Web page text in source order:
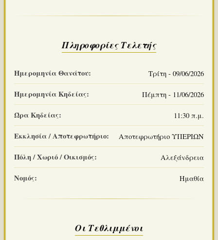
Πληροφορίες Τελετής
Ημερομηνία Θανάτου: Τρίτη - 09/06/2026
Ημερομηνία Κηδείας: Πέμπτη - 11/06/2026
Ώρα Κηδείας: 11:30 π.μ.
Εκκλησία / Αποτεφρωτήριο: Αποτεφρωτήριο ΥΠΕΡΙΩΝ
Πόλη / Χωριό / Οικισμός: Αλεξάνδρεια
Νομός: Ημαθία
Οι Τεθλιμμένοι